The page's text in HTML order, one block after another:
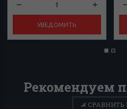
УВЕДОМИТЬ
Рекомендуем
СРАВНИТЬ